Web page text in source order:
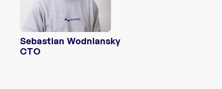
Sebastian Wodniansky
CTO